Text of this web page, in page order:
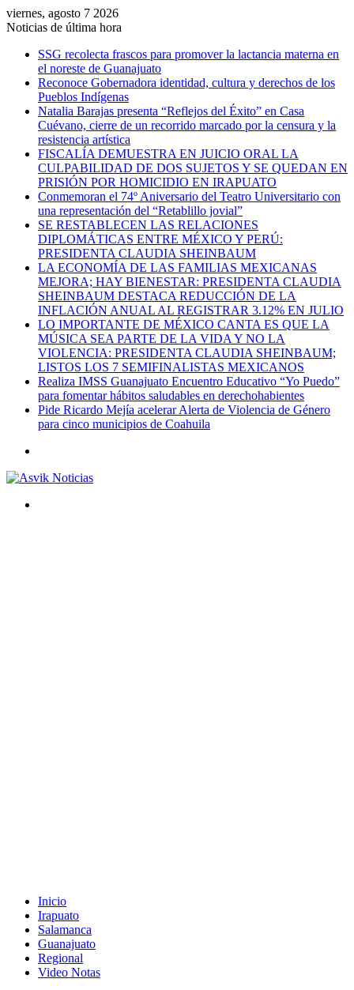
viernes, agosto 7 2026
Noticias de última hora
SSG recolecta frascos para promover la lactancia materna en
el noreste de Guanajuato
Reconoce Gobernadora identidad, cultura y derechos de los
Pueblos Indígenas
Natalia Barajas presenta “Reflejos del Éxito” en Casa
Cuévano, cierre de un recorrido marcado por la censura y la
resistencia artística
FISCALÍA DEMUESTRA EN JUICIO ORAL LA
CULPABILIDAD DE DOS SUJETOS Y SE QUEDAN EN
PRISIÓN POR HOMICIDIO EN IRAPUATO
Conmemoran el 74º Aniversario del Teatro Universitario con
una representación del “Retablillo jovial”
SE RESTABLECEN LAS RELACIONES
DIPLOMÁTICAS ENTRE MÉXICO Y PERÚ:
PRESIDENTA CLAUDIA SHEINBAUM
LA ECONOMÍA DE LAS FAMILIAS MEXICANAS
MEJORA; HAY BIENESTAR: PRESIDENTA CLAUDIA
SHEINBAUM DESTACA REDUCCIÓN DE LA
INFLACIÓN ANUAL AL REGISTRAR 3.12% EN JULIO
LO IMPORTANTE DE MÉXICO CANTA ES QUE LA
MÚSICA SEA PARTE DE LA VIDA Y NO LA
VIOLENCIA: PRESIDENTA CLAUDIA SHEINBAUM;
LISTOS LOS 7 SEMIFINALISTAS MEXICANOS
Realiza IMSS Guanajuato Encuentro Educativo “Yo Puedo”
para fomentar hábitos saludables en derechohabientes
Pide Ricardo Mejía acelerar Alerta de Violencia de Género
para cinco municipios de Coahuila
Inicio
Irapuato
Salamanca
Guanajuato
Regional
Video Notas